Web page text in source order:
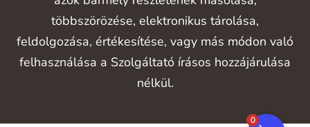
többszörözése, elektronikus tárolása,
feldolgozása, értékesítése, vagy más módon való
felhasználása a Szolgáltató írásos hozzájárulása
nélkül.
0